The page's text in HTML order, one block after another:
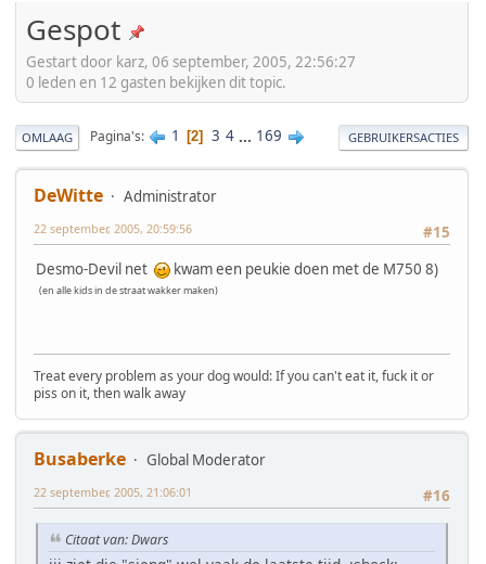
Gespot
Gestart door karz, 06 september, 2005, 22:56:27
0 leden en 12 gasten bekijken dit topic.
OMLAAG Pagina's 1 2 3 4 ... 169 GEBRUIKERSACTIES
DeWitte
Administrator
#15
22 september, 2005, 20:59:56
Desmo-Devil net kwam een peukie doen met de M750 8)
(en alle kids in de straat wakker maken)
Treat every problem as your dog would: If you can't eat it, fuck it or
piss on it, then walk away
Busaberke
Global Moderator
#16
22 september, 2005, 21:06:01
Citaat van: Dwars